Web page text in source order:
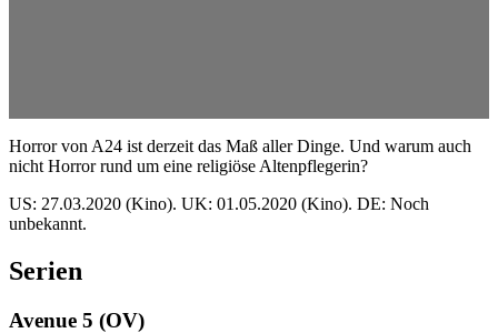
Horror von A24 ist derzeit das Maß aller Dinge. Und warum auch
nicht Horror rund um eine religiöse Altenpflegerin?
US: 27.03.2020 (Kino). UK: 01.05.2020 (Kino). DE: Noch
unbekannt.
Serien
Avenue 5 (OV)